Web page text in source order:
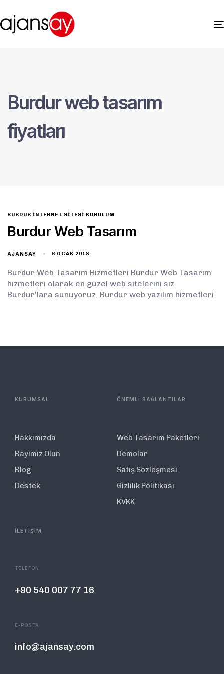
Burdur web tasarım
fiyatları
BURDUR İNTERNET SITESI KURULUM
Burdur Web Tasarım
AJANSAY 6 OCAK 2018
Burdur Web Tasarım Hizmetleri Burdur Web Tasarım
hizmetleri olarak en güzel web sitelerini siz
Burdur’lara sunuyoruz. Burdur web yazılım hizmetleri
KURUMSAL
Hakkımızda
Bayimiz Olun
Blog
Destek
ÖNEMLİ BAĞLANTILAR
Web Tasarım Paketleri
Demolar
Satış Sözleşmesi
Gizlilik Politikası
KVKK
İLETİŞİM
TELEFON
+90 540 007 77 16
E-POSTA
info@ajansay.com